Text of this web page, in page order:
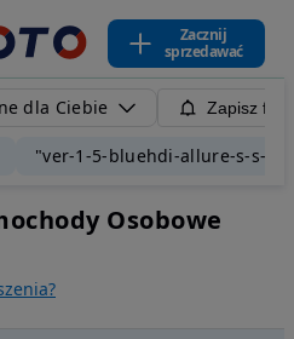
Zacznij
sprzedawać
dla Ciebie Zapisz
"ver-1-5-bluehdi-allure-s-s-
Osobowe